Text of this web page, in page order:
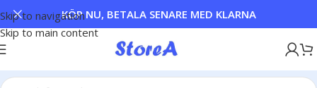
Skip to navigation
Skip to main content
KÖP NU, BETALA SENARE MED KLARNA